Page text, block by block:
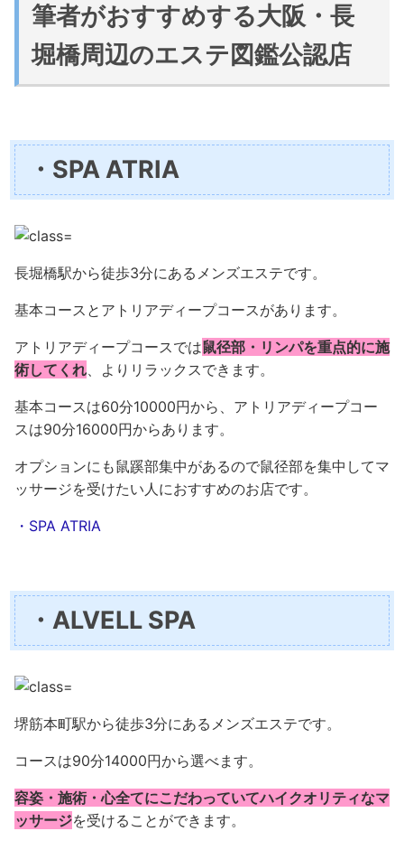
筆者がおすすめする大阪・長
堀橋周辺のエステ図鑑公認店
・SPA ATRIA
長堀橋駅から徒歩3分にあるメンズエステです。
基本コースとアトリアディープコースがあります。
アトリアディープコースでは鼠径部・リンパを重点的に施
術してくれ 、よりリラックスできます。
基本コースは60分10000円から、アトリアディープコー
スは90分16000円からあります。
オプションにも鼠蹊部集中があるので鼠径部を集中してマ
ッサージを受けたい人におすすめのお店です。
・SPA ATRIA
・ALVELL SPA
堺筋本町駅から徒歩3分にあるメンズエステです。
コースは90分14000円から選べます。
容姿・施術・心全てにこだわっていてハイクオリティなマ
ッサージを受けることができます。